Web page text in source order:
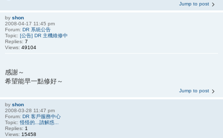
Jump to post
by shon
2008-04-17 11:45 pm
Forum: DR 系統公告
Topic: [公告] DR 主機維修中
Replies: 7
Views: 49104
感謝～
希望能早一點修好～
Jump to post
by shon
2008-03-28 11:47 pm
Forum: DR 客戶服務中心
Topic: 怪怪的...請解惑...
Replies: 1
Views: 15458